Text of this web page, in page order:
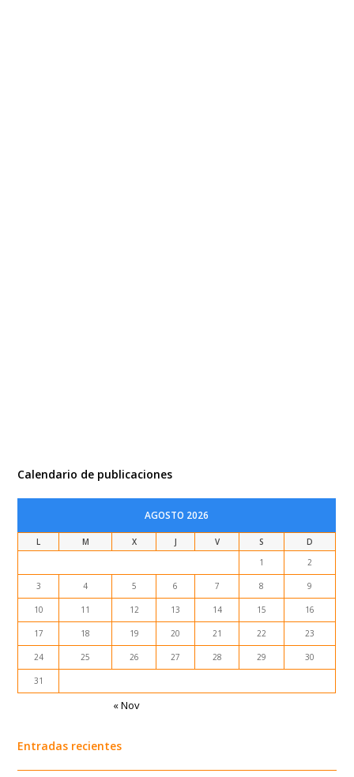
Calendario de publicaciones
AGOSTO 2026
L M X J V S
D
1
2
3 4 5 6 7 8 9
10 11 12 13 14 15 16
17 18 19 20 21 22 23
24 25 26 27 28 29 30
31
« Nov
Entradas recientes